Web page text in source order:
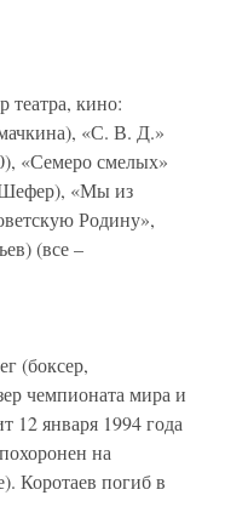
кино:
«С. В. Д.»
«Семеро смелых»
Шефер), «Мы из
Родину»,
(все –
(боксер,
чемпионата мира и
12 января 1994 года
на
Коротаев погиб в